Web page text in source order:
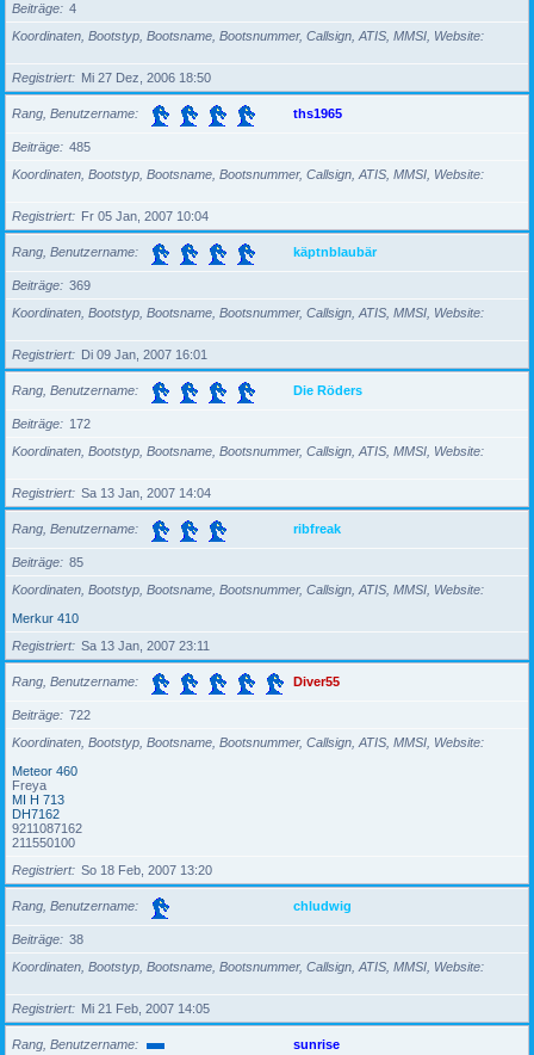
Beiträge
4
Koordinaten, Bootstyp, Bootsname, Bootsnummer, Callsign, ATIS, MMSI, Website
Registriert Mi 27 Dez, 2006 18:50
Rang, Benutzername ths1965
Beiträge
485
Koordinaten, Bootstyp, Bootsname, Bootsnummer, Callsign, ATIS, MMSI, Website
Registriert Fr 05 Jan, 2007 10:04
Rang, Benutzername käptnblaubär
Beiträge
369
Koordinaten, Bootstyp, Bootsname, Bootsnummer, Callsign, ATIS, MMSI, Website
Registriert Di 09 Jan, 2007 16:01
Rang, Benutzername Die Röders
Beiträge
172
Koordinaten, Bootstyp, Bootsname, Bootsnummer, Callsign, ATIS, MMSI, Website
Registriert Sa 13 Jan, 2007 14:04
Rang, Benutzername ribfreak
Beiträge
85
Koordinaten, Bootstyp, Bootsname, Bootsnummer, Callsign, ATIS, MMSI, Website
Merkur 410
Registriert
Sa 13 Jan, 2007 23:11
Rang, Benutzername Diver55
Beiträge
722
Koordinaten, Bootstyp, Bootsname, Bootsnummer, Callsign, ATIS, MMSI, Website
Meteor 460
Freya
MI H 713
DH7162
9211087162
211550100
Registriert
So 18 Feb, 2007 13:20
Rang, Benutzername chludwig
Beiträge
38
Koordinaten, Bootstyp, Bootsname, Bootsnummer, Callsign, ATIS, MMSI, Website
Registriert Mi 21 Feb, 2007 14:05
Rang, Benutzername sunrise